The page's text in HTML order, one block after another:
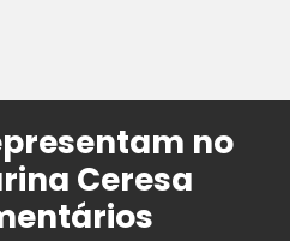
no
Ceresa